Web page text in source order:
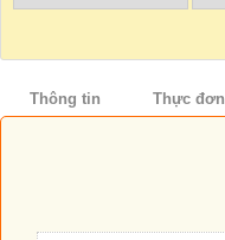
Thông tin Thực đơn